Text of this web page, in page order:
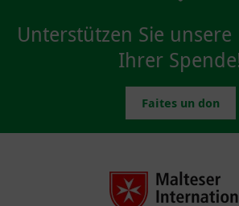
Unterstützen Sie
Ihrer
Faites un don